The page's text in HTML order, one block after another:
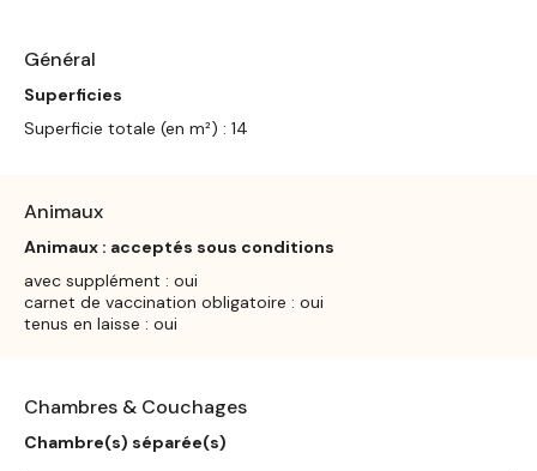
Général
Superficies
Superficie totale (en m²) : 14
Animaux
Animaux : acceptés sous conditions
avec supplément : oui
carnet de vaccination obligatoire : oui
tenus en laisse : oui
Chambres & Couchages
Chambre(s) séparée(s)